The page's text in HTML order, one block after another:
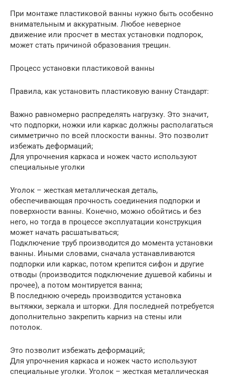
При монтаже пластиковой ванны нужно быть особенно
внимательным и аккуратным. Любое неверное
движение или просчет в местах установки подпорок,
может стать причиной образования трещин.
Процесс установки пластиковой ванны
Правила, как установить пластиковую ванну Стандарт:
Важно равномерно распределять нагрузку. Это значит,
что подпорки, ножки или каркас должны располагаться
симметрично по всей плоскости ванны. Это позволит
избежать деформаций;
Для упрочнения каркаса и ножек часто используют
специальные уголки
Уголок – жесткая металлическая деталь,
обеспечивающая прочность соединения подпорки и
поверхности ванны. Конечно, можно обойтись и без
него, но тогда в процессе эксплуатации конструкция
может начать расшатываться;
Подключение труб производится до момента установки
ванны. Иными словами, сначала устанавливаются
подпорки или каркас, потом крепится сифон и другие
отводы (производится подключение душевой кабины и
прочее), а потом монтируется ванна;
В последнюю очередь производится установка
вытяжки, зеркала и шторки. Для последней потребуется
дополнительно закрепить карниз на стены или
потолок.
Это позволит избежать деформаций;
Для упрочнения каркаса и ножек часто используют
специальные уголки. Уголок – жесткая металлическая